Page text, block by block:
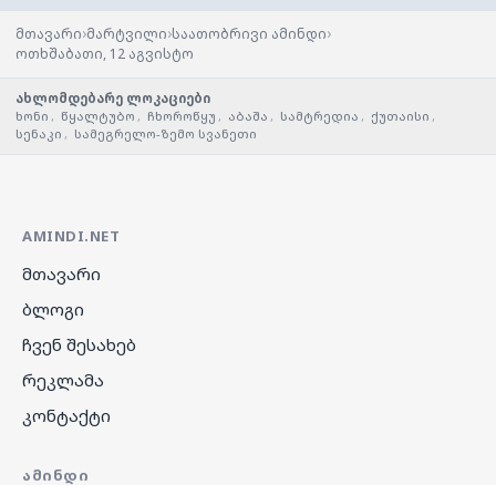
მთავარი›მარტვილი›საათობრივი ამინდი›
ოთხშაბათი, 12 აგვისტო
ახლომდებარე ლოკაციები
ხონი , წყალტუბო , ჩხოროწყუ , აბაშა , სამტრედია , ქუთაისი ,
სენაკი , სამეგრელო-ზემო სვანეთი
AMINDI.NET
მთავარი
ბლოგი
ჩვენ შესახებ
რეკლამა
კონტაქტი
ᲐᲛᲘᲜᲓᲘ